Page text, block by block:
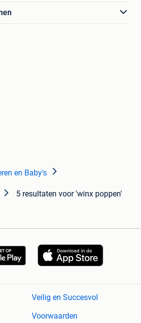
en Baby's
5 resultaten voor 'winx poppen'
Veilig en Succesvol
Voorwaarden